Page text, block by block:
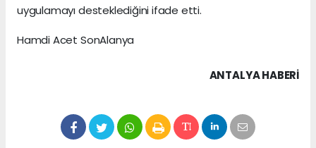
uygulamayı desteklediğini ifade etti.
Hamdi Acet SonAlanya
ANTALYA HABERİ